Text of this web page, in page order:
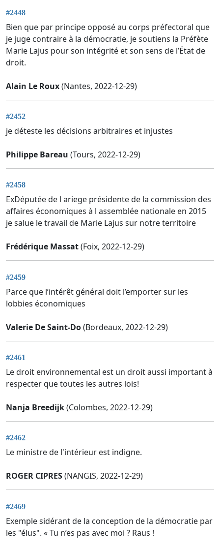
#2448
Bien que par principe opposé au corps préfectoral que
je juge contraire à la démocratie, je soutiens la Préfète
Marie Lajus pour son intégrité et son sens de l’État de
droit.
Alain Le Roux(Nantes, 2022-12-29)
#2452
je déteste les décisions arbitraires et injustes
Philippe Bareau (Tours, 2022-12-29)
#2458
ExDéputée de l ariege présidente de la commission des
affaires économiques à l assemblée nationale en 2015
je salue le travail de Marie Lajus sur notre territoire
Frédérique Massat(Foix, 2022-12-29)
#2459
Parce que l’intérêt général doit l’emporter sur les
lobbies économiques
Valerie De Saint-Do(Bordeaux, 2022-12-29)
#2461
Le droit environnemental est un droit aussi important à
respecter que toutes les autres lois!
Nanja Breedijk(Colombes, 2022-12-29)
#2462
Le ministre de l'intérieur est indigne.
ROGER CIPRES(NANGIS, 2022-12-29)
#2469
Exemple sidérant de la conception de la démocratie par
les "élus". « Tu n’es pas avec moi ? Raus !